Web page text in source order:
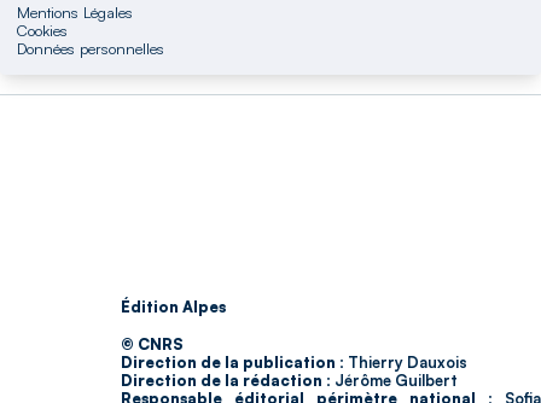
Mentions Légales
Cookies
Données personnelles
Édition Alpes
© CNRS
Direction de la publication : Thierry Dauxois
Direction de la rédaction : Jérôme Guilbert
Responsable éditorial périmètre national : Sofia